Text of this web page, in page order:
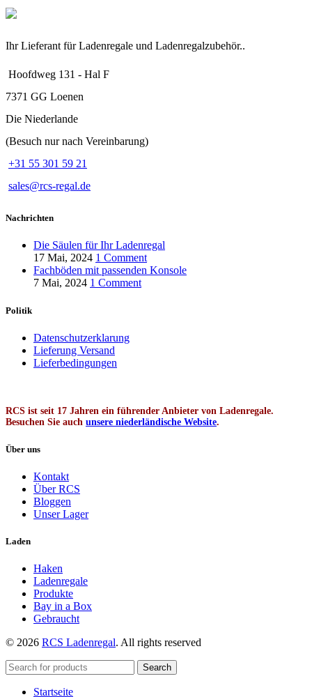
Ihr Lieferant für Ladenregale und Ladenregalzubehör..
Hoofdweg 131 - Hal F
7371 GG Loenen
Die Niederlande
(Besuch nur nach Vereinbarung)
+31 55 301 59 21
sales@rcs-regal.de
Nachrichten
Die Säulen für Ihr Ladenregal
17 Mai, 2024 1 Comment
Fachböden mit passenden Konsole
7 Mai, 2024 1 Comment
Politik
Datenschutzerklarung
Lieferung Versand
Lieferbedingungen
RCS ist seit 17 Jahren ein führender Anbieter von Ladenregale.
Besuchen Sie auch unsere niederländische Website.
Über uns
Kontakt
Über RCS
Bloggen
Unser Lager
Laden
Haken
Ladenregale
Produkte
Bay in a Box
Gebraucht
© 2026 RCS Ladenregal. All rights reserved
Search
Startseite